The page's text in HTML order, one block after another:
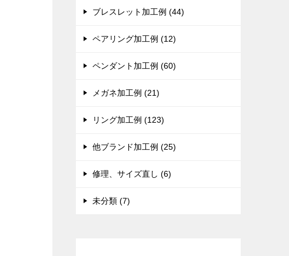
ブレスレット加工例 (44)
ペアリング加工例 (12)
ペンダント加工例 (60)
メガネ加工例 (21)
リング加工例 (123)
他ブランド加工例 (25)
修理、サイズ直し (6)
未分類 (7)